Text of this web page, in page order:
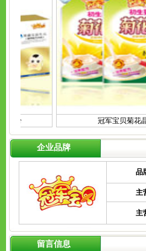
冠军宝贝菊花晶
企业品牌
品
主
主
留言信息